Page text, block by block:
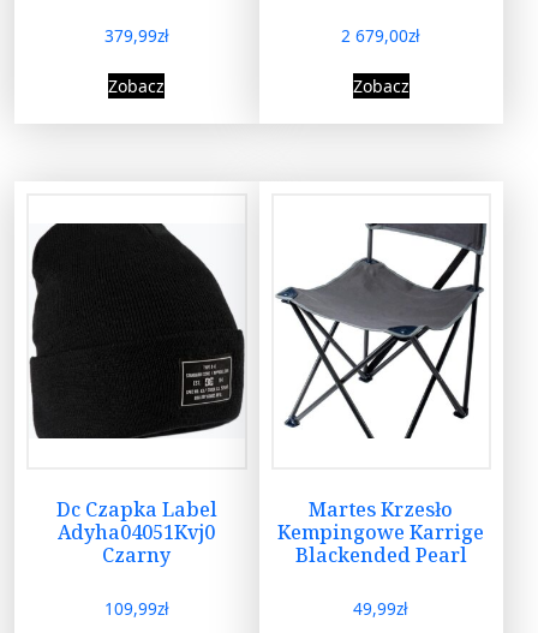
379,99zł
Zobacz
2 679,00zł
Zobacz
Dc Czapka Label
Adyha04051Kvj0
Czarny
109,99zł
Martes Krzesło
Kempingowe Karrige
Blackended Pearl
49,99zł